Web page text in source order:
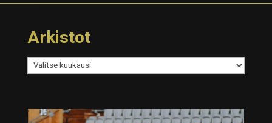
Arkistot
Arkistot